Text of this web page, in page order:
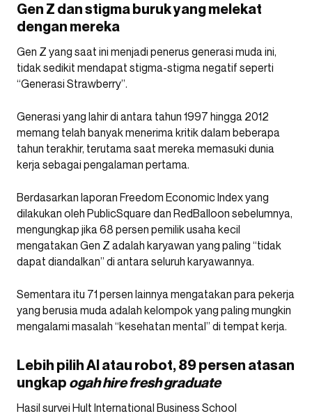
Gen Z dan stigma buruk yang melekat
dengan mereka
Gen Z yang saat ini menjadi penerus generasi muda ini,
tidak sedikit mendapat stigma-stigma negatif seperti
“Generasi Strawberry”.
Generasi yang lahir di antara tahun 1997 hingga 2012
memang telah banyak menerima kritik dalam beberapa
tahun terakhir, terutama saat mereka memasuki dunia
kerja sebagai pengalaman pertama.
Berdasarkan laporan Freedom Economic Index yang
dilakukan oleh PublicSquare dan RedBalloon sebelumnya,
mengungkap jika 68 persen pemilik usaha kecil
mengatakan Gen Z adalah karyawan yang paling “tidak
dapat diandalkan” di antara seluruh karyawannya.
Sementara itu 71 persen lainnya mengatakan para pekerja
yang berusia muda adalah kelompok yang paling mungkin
mengalami masalah “kesehatan mental” di tempat kerja.
Lebih pilih AI atau robot, 89 persen atasan
ungkap ogah hire fresh graduate
Hasil survei Hult International Business School